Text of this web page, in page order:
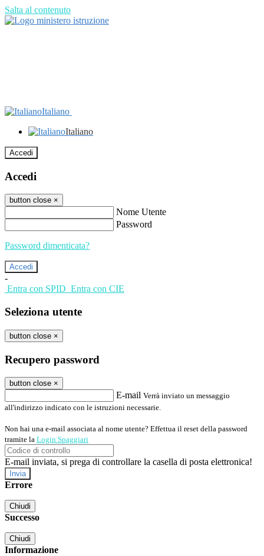
Salta al contenuto
Italiano
Italiano
Accedi
Accedi
button close ×
Nome Utente
Password
Password dimenticata?
-
Entra con SPID Entra con CIE
Seleziona utente
button close ×
Recupero password
button close ×
E-mail Verrà inviato un messaggio
all'indirizzo indicato con le istruzioni necessarie.
Non hai una e-mail associata al nome utente? Effettua il reset della password
tramite la Login Spaggiari
E-mail inviata, si prega di controllare la casella di posta elettronica!
Errore
Chiudi
Successo
Chiudi
Informazione